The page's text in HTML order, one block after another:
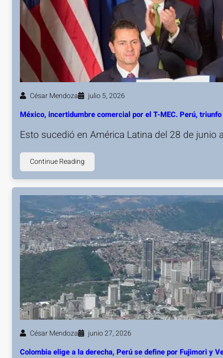
César Mendoza julio 5, 2026
México, incertidumbre comercial por el T-MEC. Perú,
Esto sucedió en América Latina del 28 de
Continue Reading
César Mendoza junio 27, 2026
Colombia elige a la derecha, Perú se define por Fujimori y